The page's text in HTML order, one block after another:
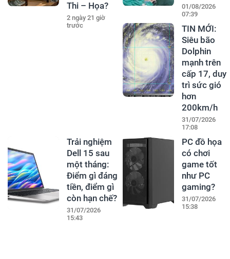
Thi – Họa?
2 ngày 21 giờ
trước
01/08/2026
07:39
TIN MỚI:
Siêu bão
Dolphin
mạnh trên
cấp 17, duy
trì sức gió
hơn
200km/h
31/07/2026
17:08
Trải nghiệm
Dell 15 sau
một tháng:
Điểm gì đáng
tiền, điểm gì
còn hạn chế?
31/07/2026
15:43
PC đồ họa
có chơi
game tốt
như PC
gaming?
31/07/2026
15:38